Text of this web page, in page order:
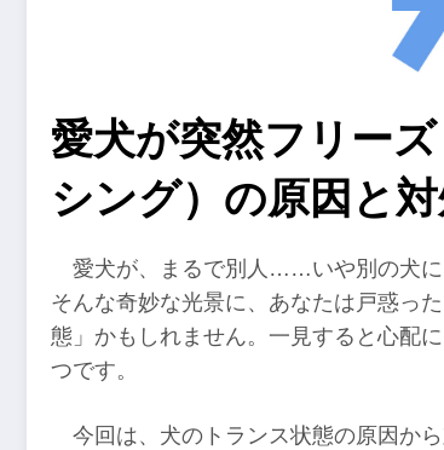
愛犬が突然フリー
シング）の原因と
愛犬が、まるで別人……いや別の犬に
そんな奇妙な光景に、あなたは戸惑っ
態」かもしれません。一見すると心配
つです。
今回は、犬のトランス状態の原因か